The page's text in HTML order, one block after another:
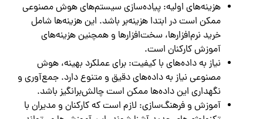
هزینه‌های اولیه: پیاده‌سازی سیستم‌های هوش مصنوعی
ممکن است در ابتدا هزینه‌بر باشد. این هزینه‌ها شامل
خرید نرم‌افزارها، سخت‌افزارها و همچنین هزینه‌های
آموزش کارکنان است.
نیاز به داده‌های با کیفیت: برای عملکرد بهینه، هوش
مصنوعی نیاز به داده‌های دقیق و متنوع دارد. جمع‌آوری و
نگهداری این داده‌ها ممکن است چالش‌برانگیز باشد.
آموزش و فرهنگ‌سازی: لازم است که کارکنان و مدیران با